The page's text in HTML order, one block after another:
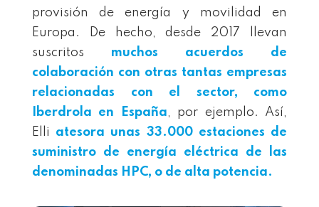
provisión de energía y movilidad en
Europa. De hecho, desde 2017 llevan
suscritos muchos acuerdos de
colaboración con otras tantas empresas
relacionadas con el sector, como
Iberdrola en España , por ejemplo. Así,
Elli atesora unas 33.000 estaciones de
suministro de energía eléctrica de las
denominadas HPC, o de alta potencia.